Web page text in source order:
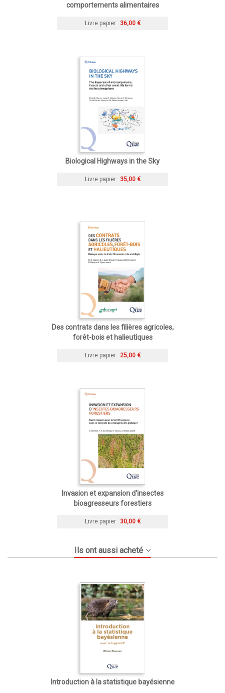
comportements alimentaires
Livre papier 36,00 €
Biological Highways in the Sky
Livre papier 35,00 €
Des contrats dans les filières agricoles,
forêt-bois et halieutiques
Livre papier 25,00 €
Invasion et expansion d'insectes
bioagresseurs forestiers
Livre papier 30,00 €
Ils ont aussi acheté
Introduction à la statistique bayésienne